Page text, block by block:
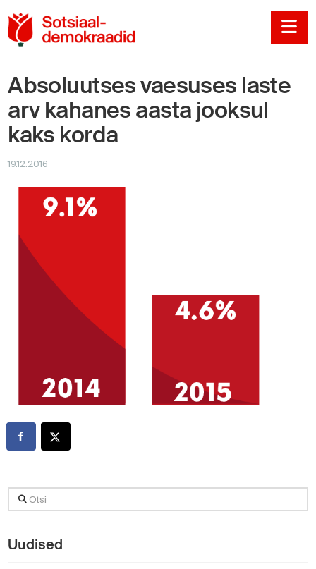
Absoluutses vaesuses laste
arv kahanes aasta jooksul
kaks korda
19.12.2016
Otsi
Uudised